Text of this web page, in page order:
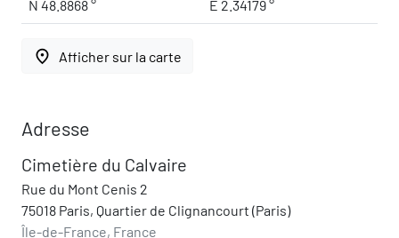
N 48.8868 ° E 2.34179 °
place Afficher sur la carte
Adresse
Cimetière du Calvaire
Rue du Mont Cenis 2
75018 Paris, Quartier de Clignancourt (Paris)
Île-de-France, France